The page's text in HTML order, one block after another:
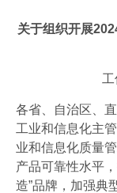
电
关于组织开展
各省、自治区、
工业和信息化主
业和信息化质量
产品可靠性水平
造”品牌，加强典